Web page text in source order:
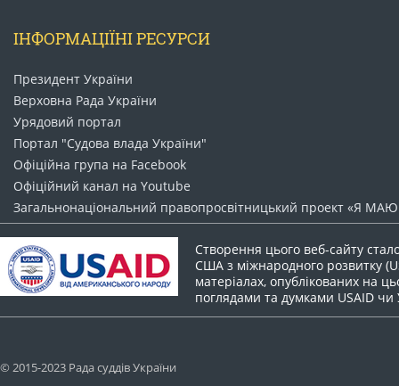
ІНФОРМАЦІЇНІ РЕСУРСИ
Президент України
Верховна Рада України
Урядовий портал
Портал "Судова влада України"
Офіційна група на Facebook
Офіційний канал на Youtube
Загальнонаціональний право​просвітницький проект «Я
Створення цього веб-сайту
США з міжнародного розвитку
матеріалах, опублікованих на
поглядами та думками USAID
© 2015-2023 Рада суддів України